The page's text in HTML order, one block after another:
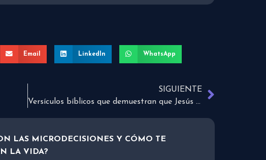
Email LinkedIn WhatsApp
SIGUIENTE
Versículos bíblicos que demuestran que Jesús es el único camino
LAS MICRODECISIONES Y CÓMO TE
LA VIDA?